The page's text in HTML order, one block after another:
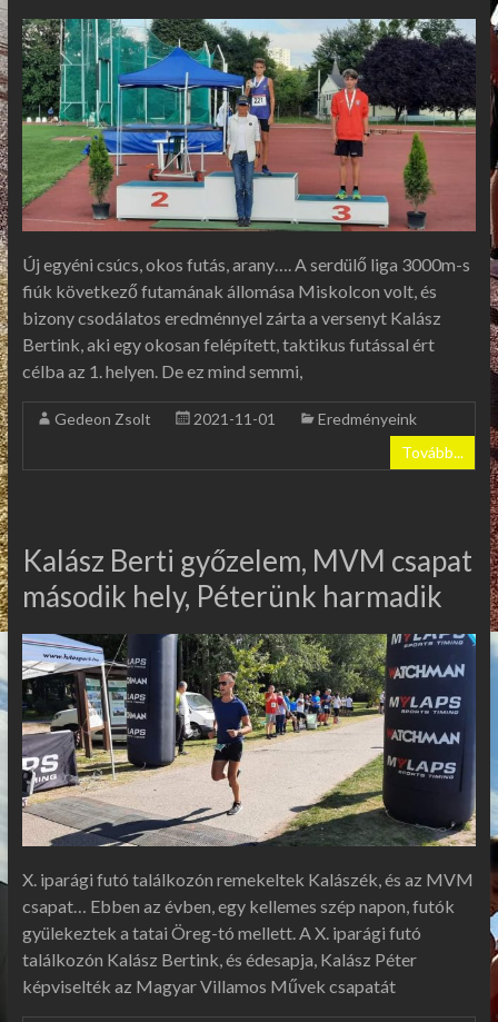
Új egyéni csúcs, okos futás, arany…. A serdülő liga 3000m-s
fiúk következő futamának állomása Miskolcon volt, és
bizony csodálatos eredménnyel zárta a versenyt Kalász
Bertink, aki egy okosan felépített, taktikus futással ért
célba az 1. helyen. De ez mind semmi,
Gedeon Zsolt 2021-11-01
Eredményeink
Tovább...
Kalász Berti győzelem, MVM csapat
második hely, Péterünk harmadik
X. iparági futó találkozón remekeltek Kalászék, és az MVM
csapat… Ebben az évben, egy kellemes szép napon, futók
gyülekeztek a tatai Öreg-tó mellett. A X. iparági futó
találkozón Kalász Bertink, és édesapja, Kalász Péter
képviselték az Magyar Villamos Művek csapatát